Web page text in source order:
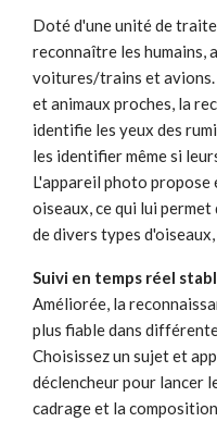
Doté d'une unité de
reconnaître les humains,
voitures/trains et avions.
et animaux proches, la
identifie les yeux des
les identifier même si
L'appareil photo propose
oiseaux, ce qui lui
de divers types
Suivi en temps réel
Améliorée, la
plus fiable dans
Choisissez un sujet et
déclencheur pour lancer
cadrage et la composition.